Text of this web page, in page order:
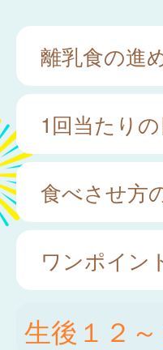
離乳食の進
1回当たり
食べさせ方
ワンポイン
生後１２